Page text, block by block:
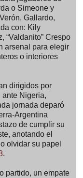
o Simeone y
Gallardo,
con: Kily
“Valdanito” Crespo
arsenal para elegir
o interiores
dirigidos por
ante Nigeria,
jornada deparó
Argentina
de cumplir su
anotando el
olvidar su papel
.
partido, un empate